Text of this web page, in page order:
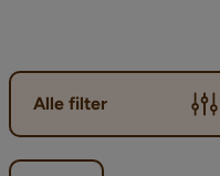
Alle filter